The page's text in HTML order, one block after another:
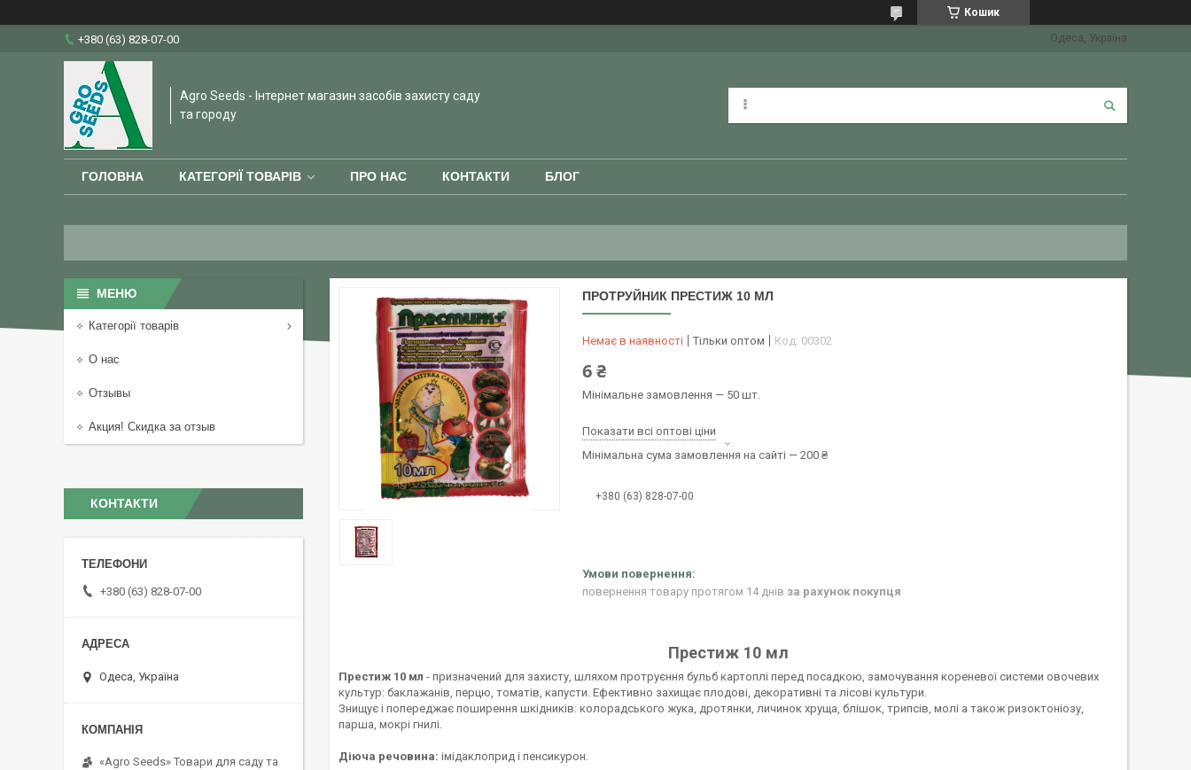
Кошик
+380 (63) 828-07-00 Одеса, Україна
Agro Seeds - Інтернет магазин засобів захисту саду
та городу
ГОЛОВНА КАТЕГОРІЇ ТОВАРІВ ПРО НАС КОНТАКТИ БЛОГ
ПРОТРУЙНИК ПРЕСТИЖ 10 МЛ
Немає в наявності Тільки оптом Код: 00302
6 ₴
Мінімальне замовлення — 50 шт.
Показати всі оптові ціни
Мінімальна сума замовлення на сайті — 200 ₴
+380 (63) 828-07-00
повернення товару протягом 14 днів за рахунок покупця
Престиж 10 мл
Престиж 10 мл - призначений для захисту, шляхом протруєння бульб картоплі перед посадкою, замочування кореневої системи овочевих
культур: баклажанів, перцю, томатів, капусти. Ефективно захищає плодові, декоративні та лісові культури.
Знищує і попереджає поширення шкідників: колорадського жука, дротянки, личинок хруща, блішок, трипсів, молі а також ризоктоніозу,
парша, мокрі гнилі.
Діюча речовина: імідаклоприд і пенсикурон.
Категорії товарів
О нас
Отзывы
Акция! Скидка за отзыв
КОНТАКТИ
+380 (63) 828-07-00
Одеса, Україна
«Agro Seeds» Товари для саду та